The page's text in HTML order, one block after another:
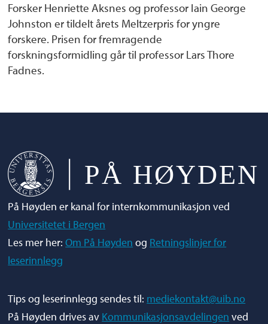
Forsker Henriette Aksnes og professor Iain George
Johnston er tildelt årets Meltzerpris for yngre
forskere. Prisen for fremragende
forskningsformidling går til professor Lars Thore
Fadnes.
På Høyden er kanal for internkommunikasjon ved
Universitetet i Bergen
Les mer her:Om På Høyden og Retningslinjer for
leserinnlegg
Tips og leserinnlegg sendes til: mediekontakt@uib.no
På Høyden drives av Kommunikasjonsavdelingen ved